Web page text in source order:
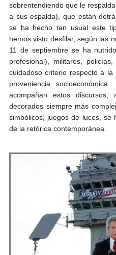
sobrentendiendo que le
a sus espalda), que están
se ha hecho tan usual este
hemos visto desfilar, según las
11 de septiembre se ha
profesional), militares,
cuidadoso criterio respecto a
proveniencia
acompañan estos discursos,
decorados siempre más
simbólicos, juegos de luces, se
de la retórica contemporánea.